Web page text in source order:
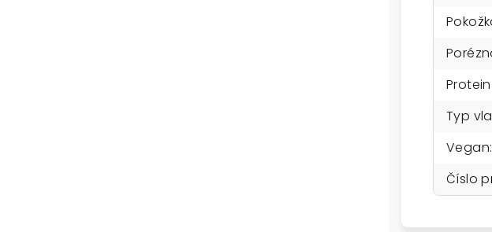
Protein
Typ
Vegan:
Číslo